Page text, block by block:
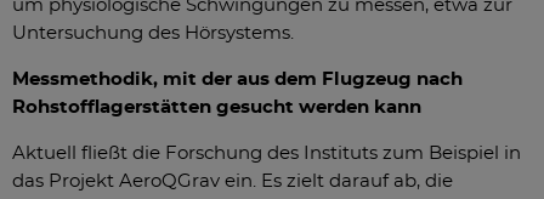
um physiologische Schwingungen zu messen, etwa zur
Untersuchung des Hörsystems.
Messmethodik, mit der aus dem Flugzeug nach
Rohstofflagerstätten gesucht werden kann
Aktuell fließt die Forschung des Instituts zum Beispiel in
das Projekt AeroQGrav ein. Es zielt darauf ab, die